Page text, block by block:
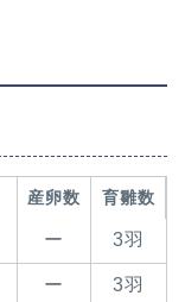
産卵数 育雛数
ー 3羽
ー 3羽